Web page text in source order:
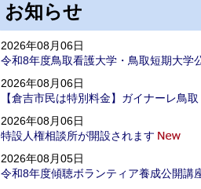
お知らせ
2026年08月06日
令和8年度鳥取看護大学・鳥取短期大学
2026年08月06日
【倉吉市民は特別料金】ガイナーレ鳥
2026年08月06日
特設人権相談所が開設されます
2026年08月05日
令和8年度傾聴ボランティア養成公開講